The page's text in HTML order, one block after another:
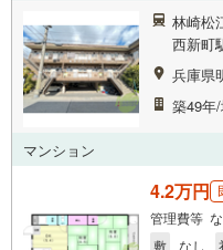
林崎松
西新町
兵庫県
築49年
マンション
4.2万円
管理費等
敷
なし